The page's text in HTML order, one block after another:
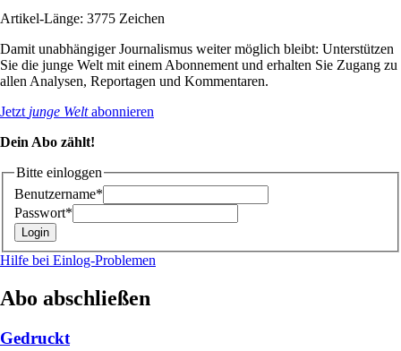
Artikel-Länge: 3775 Zeichen
Damit unabhängiger Journalismus weiter möglich bleibt: Unterstützen
Sie die junge Welt mit einem Abonnement und erhalten Sie Zugang zu
allen Analysen, Reportagen und Kommentaren.
Jetzt junge Weltabonnieren
Dein Abo zählt!
Bitte einloggen
Benutzername*
Passwort*
Hilfe bei Einlog-Problemen
Abo abschließen
Gedruckt